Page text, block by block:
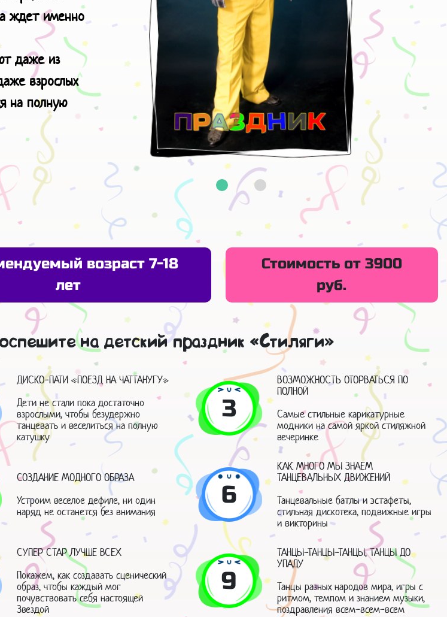
ждет именно
даже из
взрослых
на полную
возраст 7-18
лет
Стоимость от 3900
руб.
на детский праздник «Стиляги»
ДИСКО-ПАТИ «ПОЕЗД НА ЧАТТАНУГУ»
Дети не стали пока достаточно
взрослыми, чтобы безудержно
танцевать и веселиться на полную
катушку
3
ВОЗМОЖНОСТЬ ОТОРВАТЬСЯ ПО
ПОЛНОЙ
Самые стильные карикатурные
модники на самой яркой стиляжной
вечеринке
СОЗДАНИЕ МОДНОГО ОБРАЗА
Устроим веселое дефиле, ни один
наряд не останется без внимания
6
КАК МНОГО МЫ ЗНАЕМ
ТАНЦЕВАЛЬНЫХ ДВИЖЕНИЙ
Танцевальные батлы и эстафеты,
стильная дискотека, подвижные игры
и викторины
СУПЕР СТАР ЛУЧШЕ ВСЕХ
Покажем, как создавать сценический
образ, чтобы каждый мог
почувствовать себя настоящей
Звездой
9
ТАНЦЫ-ТАНЦЫ-ТАНЦЫ, ТАНЦЫ ДО
УПАДУ
Танцы разных народов мира, игры с
ритмом, темпом и знанием музыки,
поздравления всем-всем-всем